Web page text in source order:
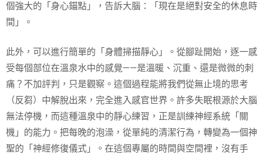
個強大的「身心錨點」，告訴大腦：「現在是絕對安全的休息時
間」。
此外，可以進行簡單的「身體掃描靜心」。從腳趾開始，逐一感
受每個部位在溫泉水中的感覺——是溫暖、沉重、還是微微的刺
痛？不加評判，只是觀察。這個過程能將我們從無止境的思考
（反芻）中解脫出來，完全進入感官世界。許多失眠根源於大腦
無法停機，而這種溫泉中的靜心練習，正是訓練神經系統「關
機」的能力。把每晚的泡澡，從單純的清潔行為，轉變為一個神
聖的「神經修復儀式」。在這個專屬的時間與空間裡，沒有手